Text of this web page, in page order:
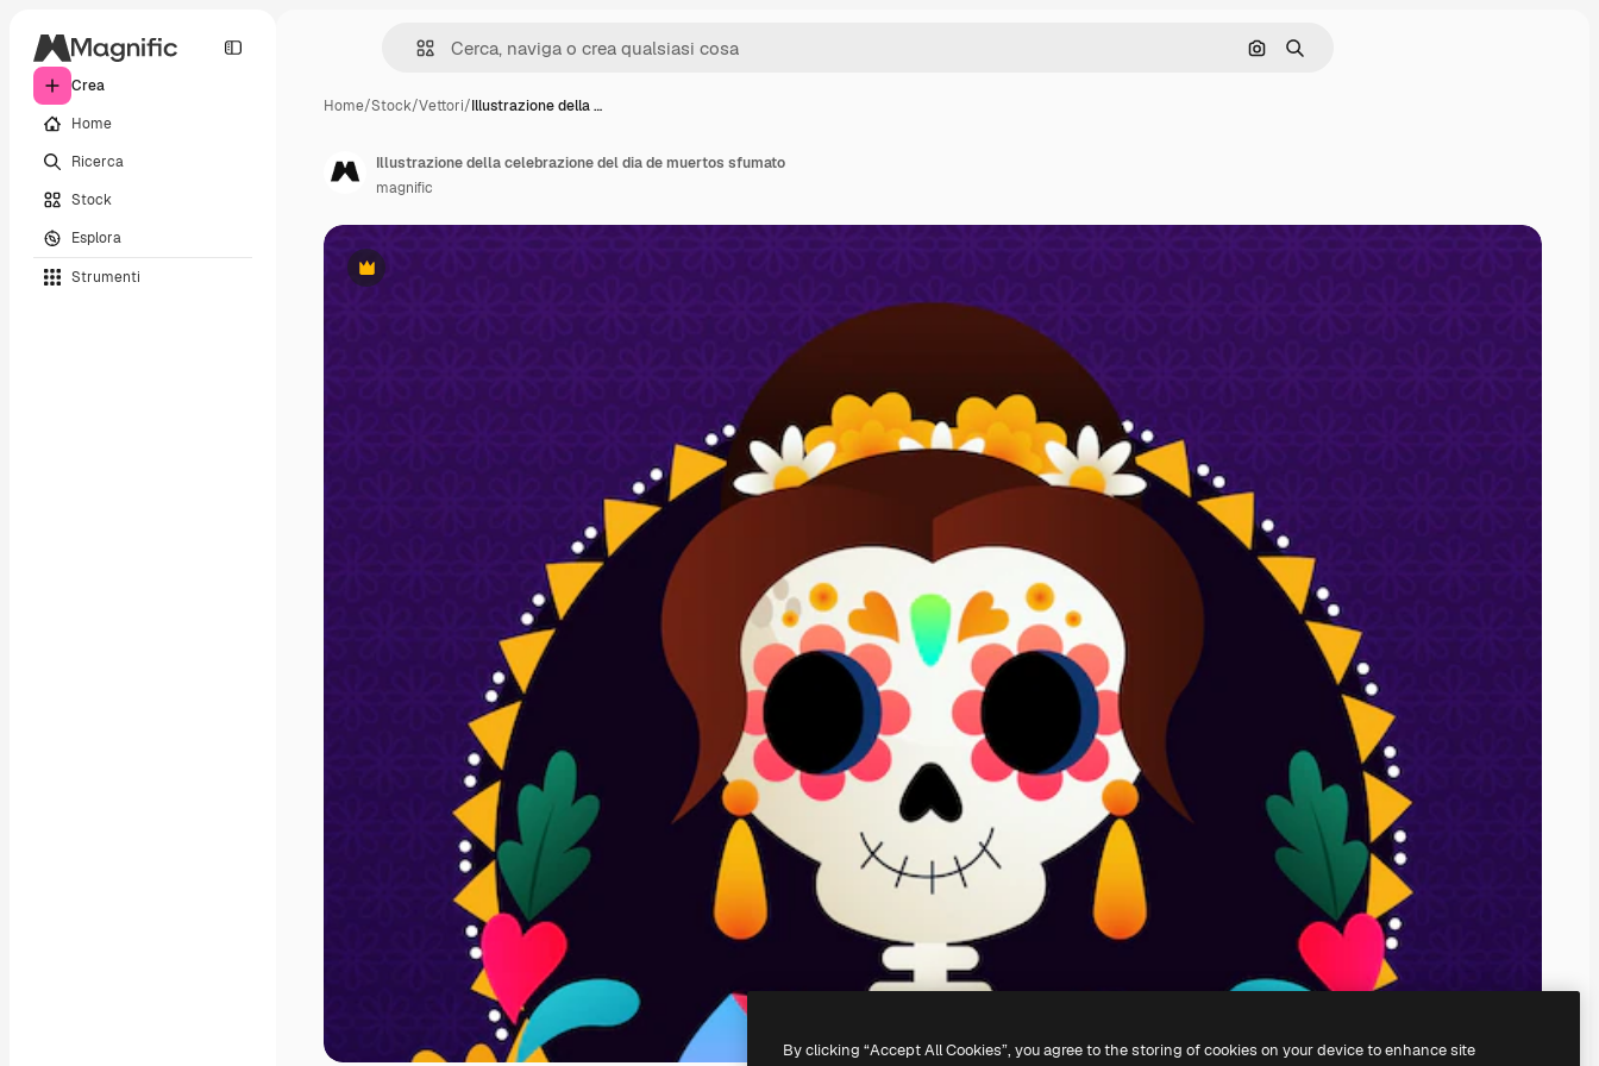
Crea
Home
Ricerca
Stock
Esplora
Strumenti
Cerca per immagine
Ricerca
Home/Stock/Vettori/Illustrazione della …
Premium
Illustrazione della celebrazione del dia de muertos sfumato
magnific
By clicking “Accept All Cookies”, you agree to the storing of cookies on your device to enhance site